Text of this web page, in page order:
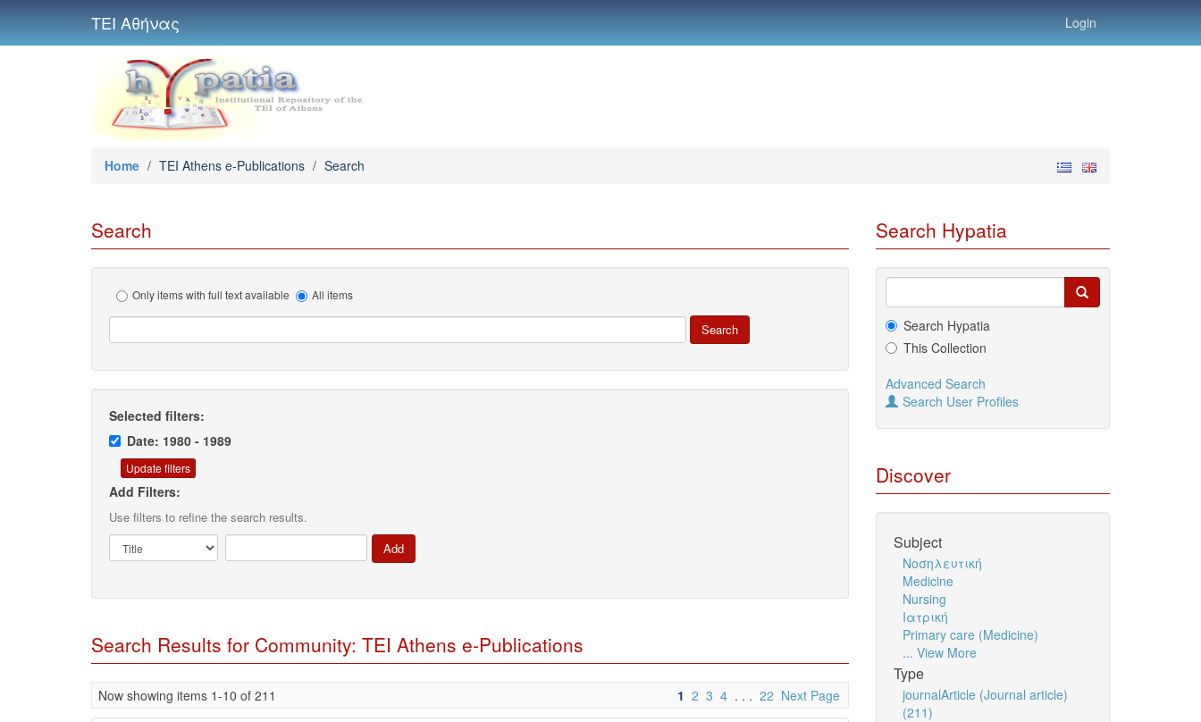
ΤΕΙ Αθήνας Login
Home / TEI Athens e-Publications / Search
Search
Only items with full text available All items
Selected filters:
Date: 1980 - 1989
Add Filters:
Use filters to refine the search results.
Search Results for Community: TEI Athens e-Publications
Now showing items 1-10 of 211 1 2 3 4 . . . 22 Next Page
Search Hypatia
Search Hypatia
This Collection
Advanced Search
Search User Profiles
Discover
Subject
Νοσηλευτική
Medicine
Nursing
Ιατρική
Primary care (Medicine)
... View More
Type
journalArticle (Journal article)
(211)